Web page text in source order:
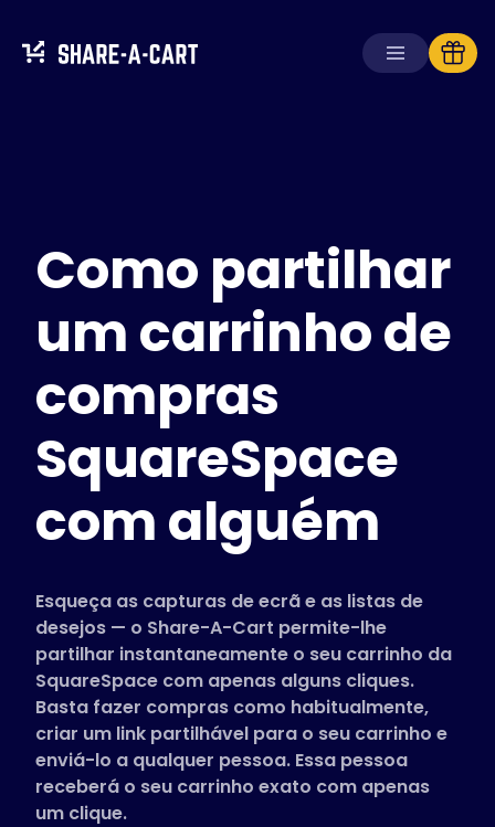
Para consumidores
Para escolas
Para empresas
Obtenha
Iniciar sessão
Lojas suportadas
Perguntas Frequentes
Português
(Portuguese)
Como partilhar
um carrinho de
compras
SquareSpace
com alguém
Esqueça as capturas de ecrã e as listas de
desejos — o Share-A-Cart permite-lhe
partilhar instantaneamente o seu carrinho da
SquareSpace com apenas alguns cliques.
Basta fazer compras como habitualmente,
criar um link partilhável para o seu carrinho e
enviá-lo a qualquer pessoa. Essa pessoa
receberá o seu carrinho exato com apenas
um clique.